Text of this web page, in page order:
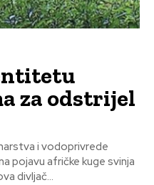
za odstrijel
i vodoprivrede
pojavu afričke kuge svinja
divljač...